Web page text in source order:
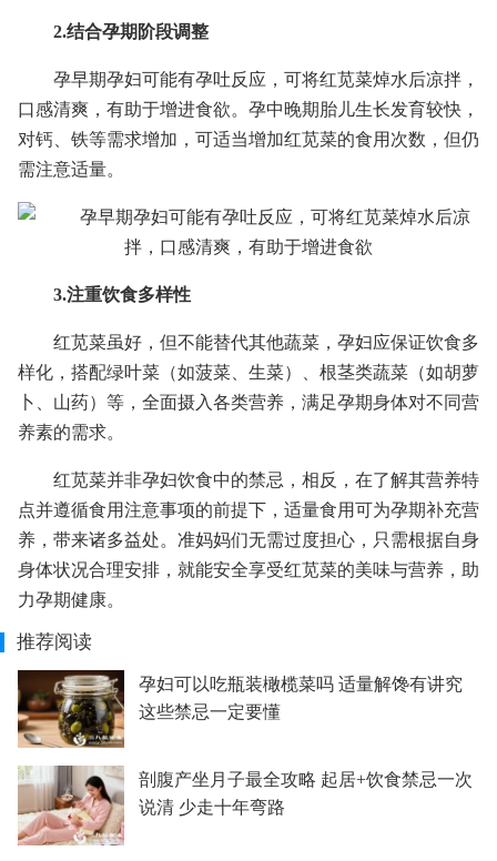
2.结合孕期阶段调整
孕早期孕妇可能有孕吐反应，可将红苋菜焯水后凉拌，
口感清爽，有助于增进食欲。孕中晚期胎儿生长发育较快，
对钙、铁等需求增加，可适当增加红苋菜的食用次数，但仍
需注意适量。
3.注重饮食多样性
红苋菜虽好，但不能替代其他蔬菜，孕妇应保证饮食多
样化，搭配绿叶菜（如菠菜、生菜）、根茎类蔬菜（如胡萝
卜、山药）等，全面摄入各类营养，满足孕期身体对不同营
养素的需求。
红苋菜并非孕妇饮食中的禁忌，相反，在了解其营养特
点并遵循食用注意事项的前提下，适量食用可为孕期补充营
养，带来诸多益处。准妈妈们无需过度担心，只需根据自身
身体状况合理安排，就能安全享受红苋菜的美味与营养，助
力孕期健康。
推荐阅读
孕妇可以吃瓶装橄榄菜吗 适量解馋有讲究
这些禁忌一定要懂
剖腹产坐月子最全攻略 起居+饮食禁忌一次
说清 少走十年弯路